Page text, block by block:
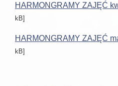
HARMONGRAMY ZAJĘĆ
kB]
HARMONGRAMY ZAJĘĆ
kB]